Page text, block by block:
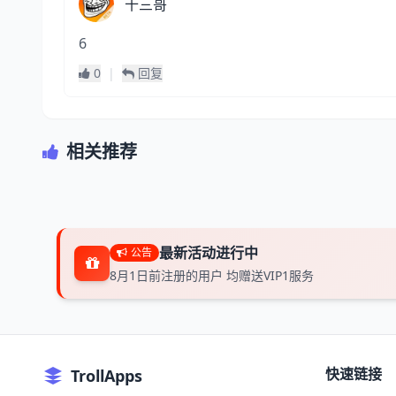
十三哥
6
0 | 回复
相关推荐
公告 最新活动进行中
8月1日前注册的用户 均赠送VIP1服务
TrollApps 快速链接